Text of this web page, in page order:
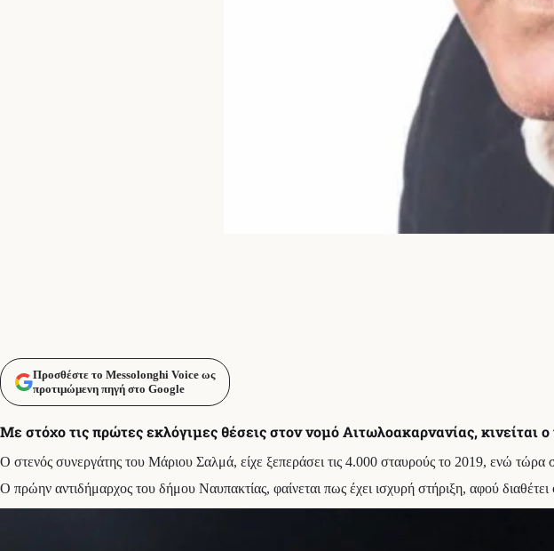
Προσθέστε το Messolonghi Voice ως
προτιμώμενη πηγή στο Google
Με στόχο τις πρώτες εκλόγιμες θέσεις στον νομό Αιτωλοακαρνανίας,
Ο στενός συνεργάτης του Μάριου Σαλμά, είχε ξεπεράσει τις 4.000 σταυρούς το 2019, ενώ τώρα
Ο πρώην αντιδήμαρχος του δήμου Ναυπακτίας, φαίνεται πως έχει ισχυρή στήριξη, αφού διαθέτει